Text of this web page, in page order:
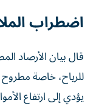
اضطراب
قال بيان الأرصاد
للرياح، خاصة
يؤدي إلى ارتفاع الأمواج